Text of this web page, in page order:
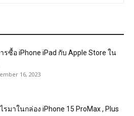
รซื้อ iPhone iPad กับ Apple Store ใน
16, 2023
รมาในกล่อง iPhone 15 ProMax , Plus